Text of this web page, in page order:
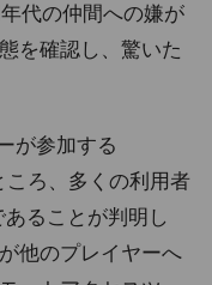
代の仲間への嫌が
を確認し、驚いた
が参加する
ろ、多くの利用者
ることが判明し
他のプレイヤーへ